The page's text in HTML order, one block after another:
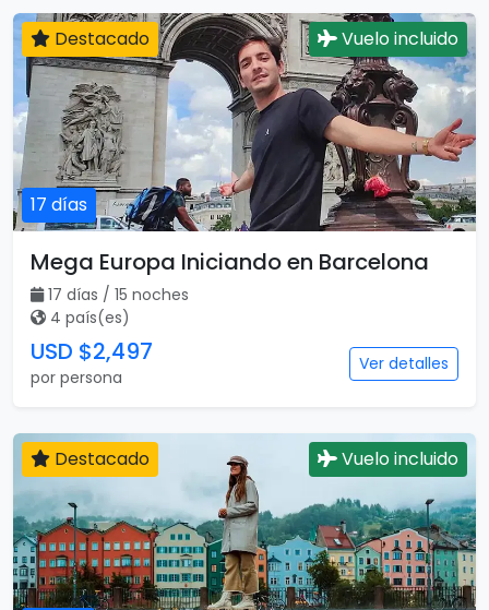
17 días
Destacado Vuelo incluido
Mega Europa Iniciando en Barcelona
17 días / 15 noches
4 país(es)
USD $2,497
por persona
Ver detalles
Destacado Vuelo incluido